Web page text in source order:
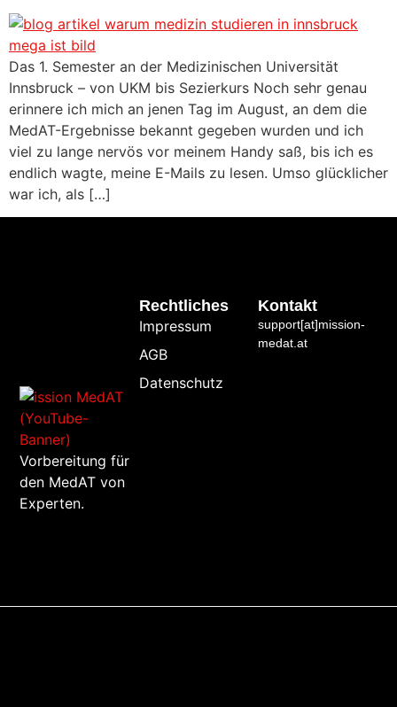
Das 1. Semester an der Medizinischen Universität
Innsbruck – von UKM bis Sezierkurs Noch sehr genau
erinnere ich mich an jenen Tag im August, an dem die
MedAT-Ergebnisse bekannt gegeben wurden und ich
viel zu lange nervös vor meinem Handy saß, bis ich es
endlich wagte, meine E-Mails zu lesen. Umso glücklicher
war ich, als […]
Vorbereitung für
den MedAT von
Experten.
Rechtliches
Impressum
AGB
Datenschutz
Kontakt
support[at]mission-
medat.at